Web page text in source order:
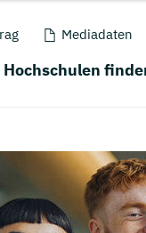
Mediadaten
Hochschulen